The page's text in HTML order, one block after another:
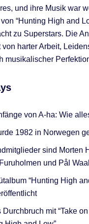
und ihre Musik war
“Hunting High and
zu Superstars. Die
harter Arbeit,
musikalischer
von A-ha: Wie
1982 in Norwegen
sind Morten
und Pål
“Hunting High
Durchbruch mit “Take